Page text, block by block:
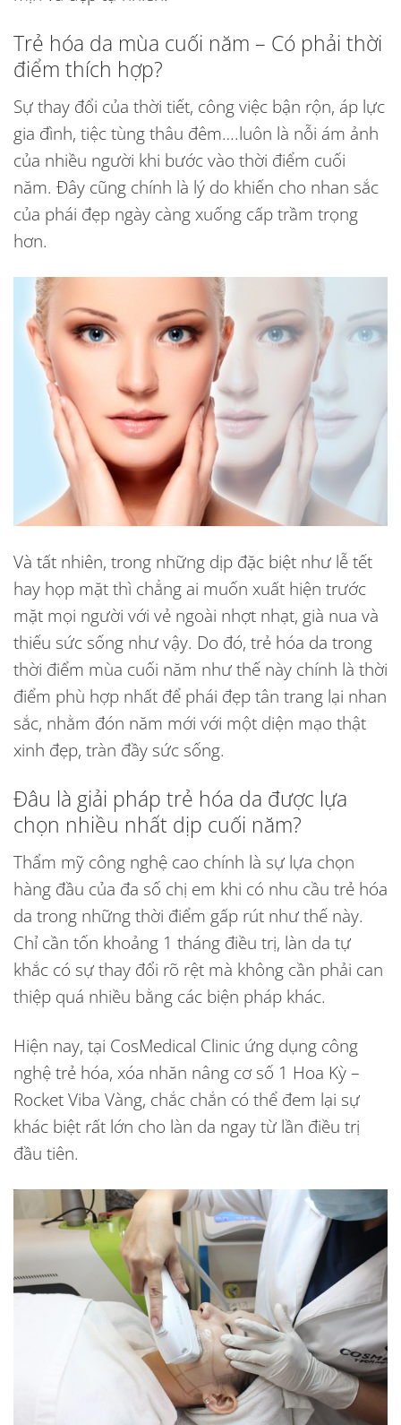
Trẻ hóa da mùa cuối năm – Có phải thời
điểm thích hợp?
Sự thay đổi của thời tiết, công việc bận rộn, áp lực
gia đình, tiệc tùng thâu đêm….luôn là nỗi ám ảnh
của nhiều người khi bước vào thời điểm cuối
năm. Đây cũng chính là lý do khiến cho nhan sắc
của phái đẹp ngày càng xuống cấp trầm trọng
hơn.
Và tất nhiên, trong những dịp đặc biệt như lễ tết
hay họp mặt thì chẳng ai muốn xuất hiện trước
mặt mọi người với vẻ ngoài nhợt nhạt, già nua và
thiếu sức sống như vậy. Do đó, trẻ hóa da trong
thời điểm mùa cuối năm như thế này chính là thời
điểm phù hợp nhất để phái đẹp tân trang lại nhan
sắc, nhằm đón năm mới với một diện mạo thật
xinh đẹp, tràn đầy sức sống.
Đâu là giải pháp trẻ hóa da được lựa
chọn nhiều nhất dịp cuối năm?
Thẩm mỹ công nghệ cao chính là sự lựa chọn
hàng đầu của đa số chị em khi có nhu cầu trẻ hóa
da trong những thời điểm gấp rút như thế này.
Chỉ cần tốn khoảng 1 tháng điều trị, làn da tự
khắc có sự thay đổi rõ rệt mà không cần phải can
thiệp quá nhiều bằng các biện pháp khác.
Hiện nay, tại CosMedical Clinic ứng dụng công
nghệ trẻ hóa, xóa nhăn nâng cơ số 1 Hoa Kỳ –
Rocket Viba Vàng, chắc chắn có thể đem lại sự
khác biệt rất lớn cho làn da ngay từ lần điều trị
đầu tiên.